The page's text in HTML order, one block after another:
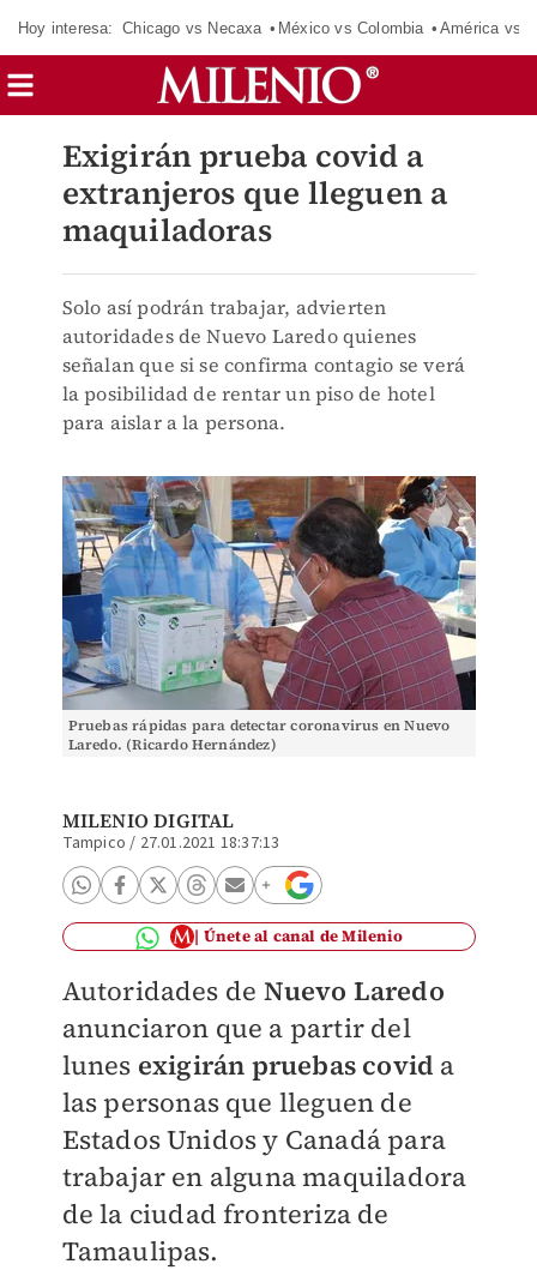
Hoy interesa: Chicago vs Necaxa México vs Colombia América vs
Exigirán prueba covid a
extranjeros que lleguen a
maquiladoras
Solo así podrán trabajar, advierten
autoridades de Nuevo Laredo quienes
señalan que si se confirma contagio se verá
la posibilidad de rentar un piso de hotel
para aislar a la persona.
Pruebas rápidas para detectar coronavirus en Nuevo
Laredo. (Ricardo Hernández)
MILENIO DIGITAL
Tampico / 27.01.2021 18:37:13
Únete al canal de Milenio
Autoridades de Nuevo Laredo
anunciaron que a partir del
lunes exigirán pruebas covid a
las personas que lleguen de
Estados Unidos y Canadá para
trabajar en alguna maquiladora
de la ciudad fronteriza de
Tamaulipas.